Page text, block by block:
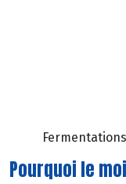
Pourquoi le